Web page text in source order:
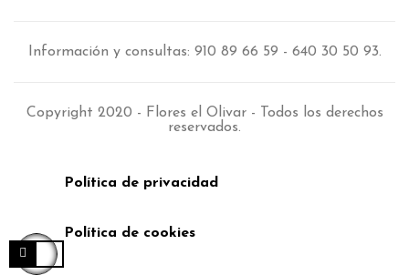
Información y consultas: 910 89 66 59 - 640 30 50 93.
Copyright 2020 - Flores el Olivar - Todos los derechos
reservados.
Política de privacidad
Política de cookies